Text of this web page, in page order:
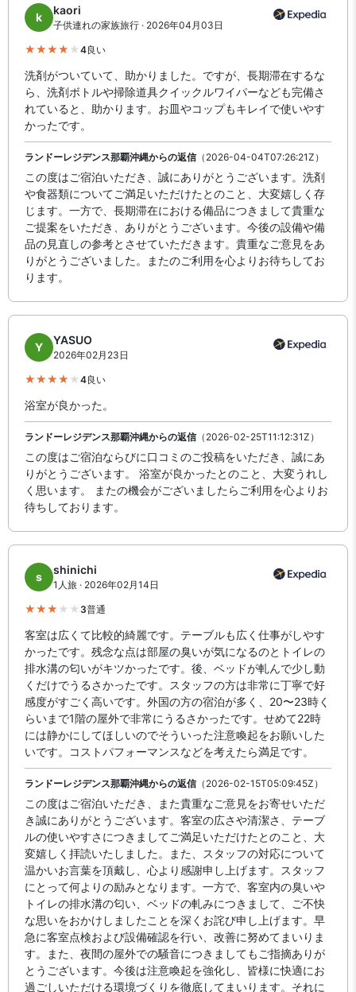
k
kaori
子供連れの家族旅行 · 2026年04月03日
4良い
洗剤がついていて、助かりました。ですが、長期滞在するな
ら、洗剤ボトルや掃除道具クイックルワイパーなども完備さ
れていると、助かります。お皿やコップもキレイで使いやす
かったです。
ランドーレジデンス那覇沖縄からの返信（2026-04-04T07:26:21Z）
この度はご宿泊いただき、誠にありがとうございます。洗剤
や食器類についてご満足いただけたとのこと、大変嬉しく存
じます。一方で、長期滞在における備品につきまして貴重な
ご提案をいただき、ありがとうございます。今後の設備や備
品の見直しの参考とさせていただきます。貴重なご意見をあ
りがとうございました。またのご利用を心よりお待ちしてお
ります。
Y
YASUO
2026年02月23日
4良い
浴室が良かった。
ランドーレジデンス那覇沖縄からの返信（2026-02-25T11:12:31Z）
この度はご宿泊ならびに口コミのご投稿をいただき、誠にあ
りがとうございます。 浴室が良かったとのこと、大変うれし
く思います。 またの機会がございましたらご利用を心よりお
待ちしております。
s
shinichi
1人旅 · 2026年02月14日
3普通
客室は広くて比較的綺麗です。テーブルも広く仕事がしやす
かったです。残念な点は部屋の臭いが気になるのとトイレの
排水溝の匂いがキツかったです。後、ベッドが軋んで少し動
くだけでうるさかったです。スタッフの方は非常に丁寧で好
感度がすごく高いです。外国の方の宿泊が多く、20〜23時く
らいまで1階の屋外で非常にうるさかったです。せめて22時
には静かにしてほしいのでそういった注意喚起をお願いした
いです。コストパフォーマンスなどを考えたら満足です。
ランドーレジデンス那覇沖縄からの返信（2026-02-15T05:09:45Z）
この度はご宿泊いただき、また貴重なご意見をお寄せいただ
き誠にありがとうございます。客室の広さや清潔さ、テーブ
ルの使いやすさにつきましてご満足いただけたとのこと、大
変嬉しく拝読いたしました。また、スタッフの対応について
温かいお言葉を頂戴し、心より感謝申し上げます。スタッフ
にとって何よりの励みとなります。一方で、客室内の臭いや
トイレの排水溝の匂い、ベッドの軋みにつきまして、ご不快
な思いをおかけしましたことを深くお詫び申し上げます。早
急に客室点検および設備確認を行い、改善に努めてまいりま
す。また、夜間の屋外での騒音につきましてもご指摘ありが
とうございます。今後は注意喚起を強化し、皆様に快適にお
過ごしいただける環境づくりを徹底してまいります。それに